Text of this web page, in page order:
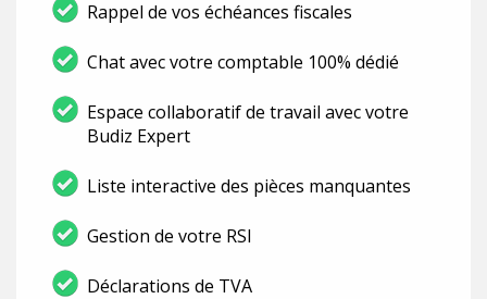
Rappel de vos échéances fiscales
Chat avec votre comptable 100% dédié
Espace collaboratif de travail avec votre
Budiz Expert
Liste interactive des pièces manquantes
Gestion de votre RSI
Déclarations de TVA